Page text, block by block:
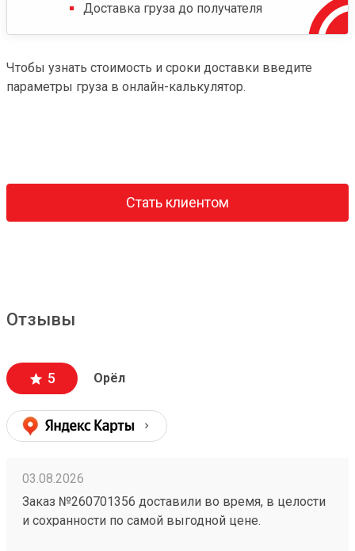
Доставка груза до получателя
Чтобы узнать стоимость и сроки доставки введите
параметры груза в онлайн-калькулятор.
Стать клиентом
Отзывы
5 Орёл
03.08.2026
Заказ №260701356 доставили во время, в целости
и сохранности по самой выгодной цене.